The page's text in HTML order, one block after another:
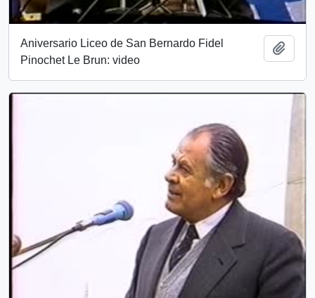
Aniversario Liceo de San Bernardo Fidel
Pinochet Le Brun: video